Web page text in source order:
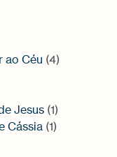
ao Céu (4)
Jesus (1)
Cássia (1)